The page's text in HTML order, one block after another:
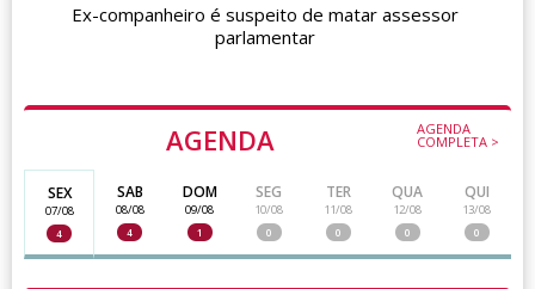
AGENDA AGENDA
COMPLETA >
SEX
07/08
4
SAB
08/08
4
DOM
09/08
1
SEG
10/08
0
TER
11/08
0
QUA
12/08
0
QUI
13/08
0
Ex-companheiro é suspeito de matar assessor
parlamentar